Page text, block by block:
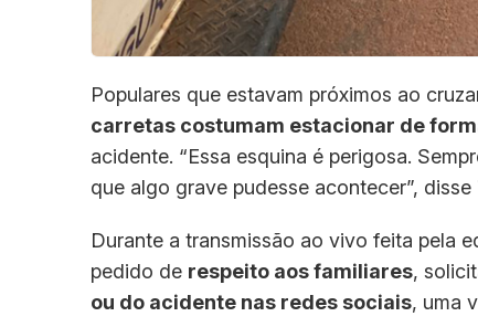
Populares que estavam próximos ao
carretas costumam estacionar de
acidente. “Essa esquina é perigosa.
que algo grave pudesse acontecer”, disse
Durante a transmissão ao vivo feita pela
pedido de respeito aos familiares,
ou do acidente nas redes sociais, uma